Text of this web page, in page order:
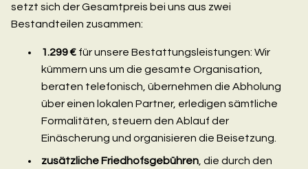
setzt sich der Gesamtpreis bei uns aus zwei
Bestandteilen zusammen:
1.299 € für unsere Bestattungsleistungen: Wir
kümmern uns um die gesamte Organisation,
beraten telefonisch, übernehmen die Abholung
über einen lokalen Partner, erledigen sämtliche
Formalitäten, steuern den Ablauf der
Einäscherung und organisieren die Beisetzung.
zusätzliche Friedhofsgebühren , die durch den